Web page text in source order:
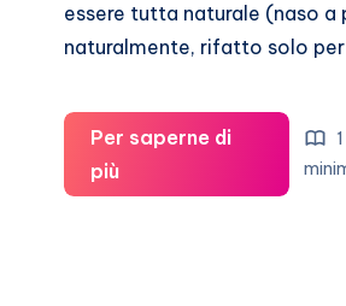
essere tutta naturale (naso a
naturalmente, rifatto solo
Per saperne di
piùJennifer
Aniston